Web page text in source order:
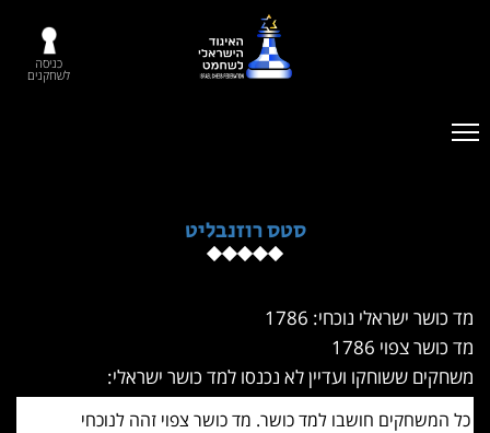
כניסה
לשחקנים
סטס רוזנבליט
מד כושר ישראלי נוכחי: 1786
מד כושר צפוי 1786
משחקים ששוחקו ועדיין לא נכנסו למד כושר ישראלי:
כל המשחקים חושבו למד כושר. מד כושר צפוי זהה לנוכחי